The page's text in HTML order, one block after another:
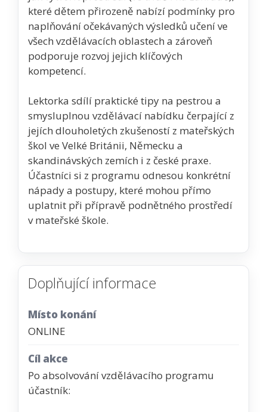
které dětem přirozeně nabízí podmínky pro
naplňování očekávaných výsledků učení ve
všech vzdělávacích oblastech a zároveň
podporuje rozvoj jejich klíčových
kompetencí.
Lektorka sdílí praktické tipy na pestrou a
smysluplnou vzdělávací nabídku čerpající z
jejích dlouholetých zkušeností z mateřských
škol ve Velké Británii, Německu a
skandinávských zemích i z české praxe.
Účastníci si z programu odnesou konkrétní
nápady a postupy, které mohou přímo
uplatnit při přípravě podnětného prostředí
v mateřské škole.
Doplňující informace
Místo konání
ONLINE
Cíl akce
Po absolvování vzdělávacího programu
účastník: